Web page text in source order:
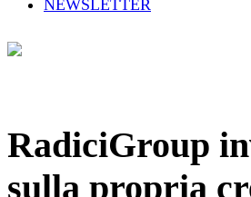
NEWSLETTER
RadiciGroup
sulla propria